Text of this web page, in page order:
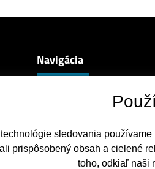
Navigácia
Referencie
O nás
sledovania
prispôsobený obsah a cielené
toho, odkiaľ naši